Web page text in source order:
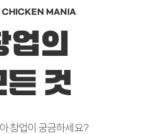
CHICKEN MANIA
업의
든 것
창업이 궁금하세요?